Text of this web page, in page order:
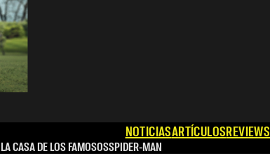
NOTICIASARTÍCULOSREVIEWS
LA CASA DE LOS FAMOSOSSPIDER-MAN